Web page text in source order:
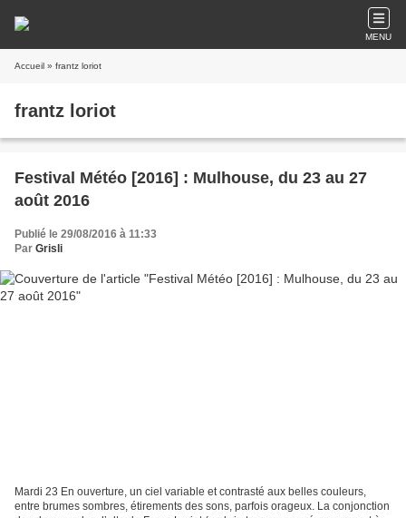
MENU
Accueil » frantz loriot
frantz loriot
Festival Météo [2016] : Mulhouse, du 23 au 27
août 2016
Publié le 29/08/2016 à 11:33
Par Grisli
Mardi 23 En ouverture, un ciel variable et contrasté aux belles couleurs,
entre brumes sombres, étirements des sons, parfois orageux. La conjonction